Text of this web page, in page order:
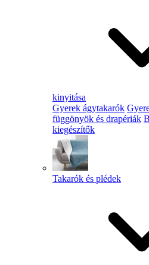
kinyitása
Gyerek ágytakarók
függönyök és drapériák
kiegészítők
Takarók és plédek